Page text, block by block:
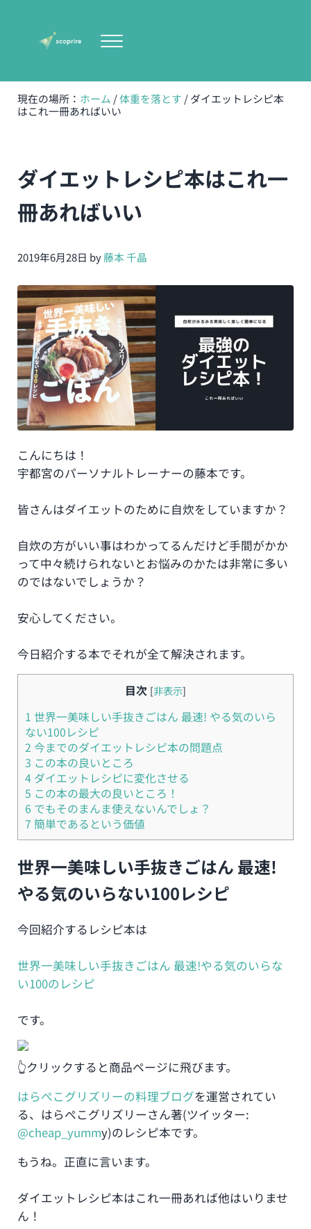
Menu
現在の場所： ホーム /体重を落とす /ダイエットレシピ本
はこれ一冊あればいい
ダイエットレシピ本はこれ一
冊あればいい
2019年6月28日 by藤本 千晶
こんにちは！
宇都宮のパーソナルトレーナーの藤本です。
皆さんはダイエットのために自炊をしていますか？
自炊の方がいい事はわかってるんだけど手間がかか
って中々続けられないとお悩みのかたは非常に多い
のではないでしょうか？
安心してください。
今日紹介する本でそれが全て解決されます。
目次 [非表示]
1 世界一美味しい手抜きごはん 最速! やる気のいら
ない100レシピ
2 今までのダイエットレシピ本の問題点
3 この本の良いところ
4ダイエットレシピに変化させる
5 この本の最大の良いところ！
6 でもそのまんま使えないんでしょ？
7 簡単であるという価値
世界一美味しい手抜きごはん 最速!
やる気のいらない100レシピ
今回紹介するレシピ本は
世界一美味しい手抜きごはん 最速!やる気のいらな
い100のレシピ
です。
👆クリックすると商品ページに飛びます。
はらぺこグリズリーの料理ブログを運営されてい
る、はらぺこグリズリーさん著(ツイッター:
@cheap_yummy)のレシピ本です。
もうね。正直に言います。
ダイエットレシピ本はこれ一冊あれば他はいりませ
ん！